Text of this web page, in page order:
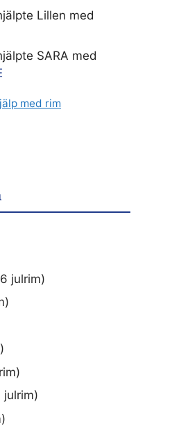
Lillen med
SARA med
med rim
julrim)
julrim)